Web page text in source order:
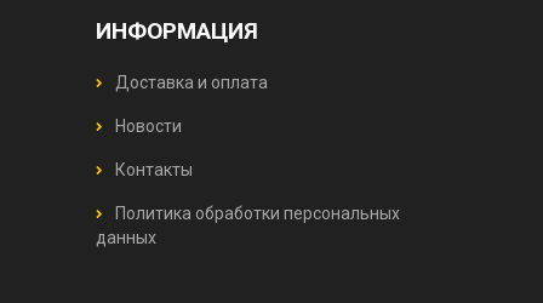
ИНФОРМАЦИЯ
Доставка и оплата
Новости
Контакты
Политика обработки персональных
данных